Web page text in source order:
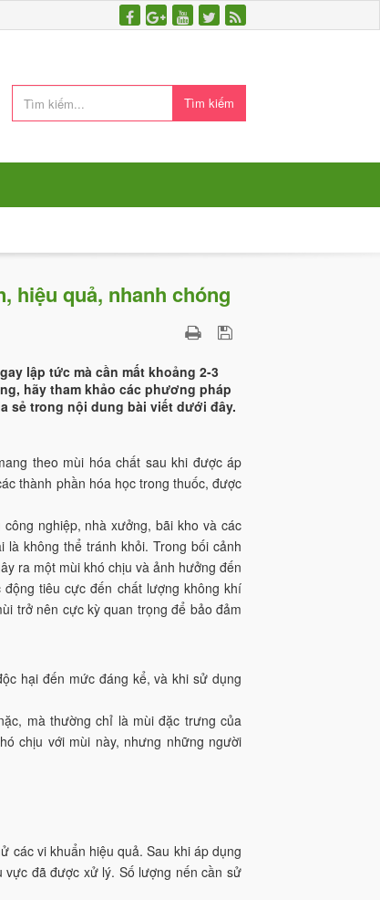
Tìm kiếm
hiệu quả, nhanh chóng
lập tức mà cần mất khoảng 2-3
hãy tham khảo các phương pháp
sẻ trong nội dung bài viết dưới đây.
theo mùi hóa chất sau khi được áp
thành phần hóa học trong thuốc, được
nghiệp, nhà xưởng, bãi kho và các
không thể tránh khỏi. Trong bối cảnh
ra một mùi khó chịu và ảnh hưởng đến
tiêu cực đến chất lượng không khí
trở nên cực kỳ quan trọng để bảo đảm
hại đến mức đáng kể, và khi sử dụng
mà thường chỉ là mùi đặc trưng của
chịu với mùi này, nhưng những người
các vi khuẩn hiệu quả. Sau khi áp dụng
đã được xử lý. Số lượng nến cần sử